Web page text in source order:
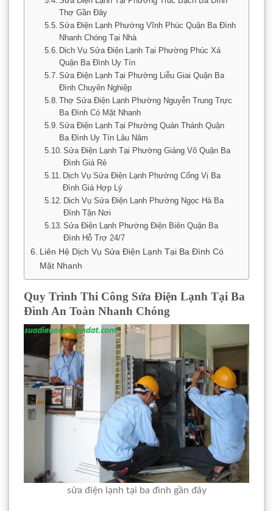
Thợ Gần Đây
Sửa Điện Lạnh Phường Vĩnh Phúc Quận Ba Đình
Nhanh Chóng Tại Nhà
Dịch Vụ Sửa Điện Lạnh Tại Phường Phúc Xá
Quận Ba Đình Uy Tín
Sửa Điện Lạnh Tại Phường Liễu Giai Quận Ba
Đình Chuyên Nghiệp
Thợ Sửa Điện Lạnh Phường Nguyễn Trung Trực
Ba Đình Có Mặt Nhanh
Sửa Điện Lạnh Tại Phường Quán Thánh Quận
Ba Đình Uy Tín Lâu Năm
Sửa Điện Lạnh Tại Phường Giảng Võ Quận Ba
Đình Giá Rẻ
Dịch Vụ Sửa Điện Lạnh Phường Cống Vị Ba
Đình Giá Hợp Lý
Dịch Vụ Sửa Điện Lạnh Phường Ngọc Hà Ba
Đình Tận Nơi
Sửa Điện Lạnh Phường Điện Biên Quận Ba
Đình Hỗ Trợ 24/7
Liên Hệ Dịch Vụ Sửa Điện Lạnh Tại Ba Đình Có
Mặt Nhanh
Quy Trình Thi Công Sửa Điện Lạnh Tại Ba
Đình An Toàn Nhanh Chóng
sửa điện lạnh tại ba đình gần đây